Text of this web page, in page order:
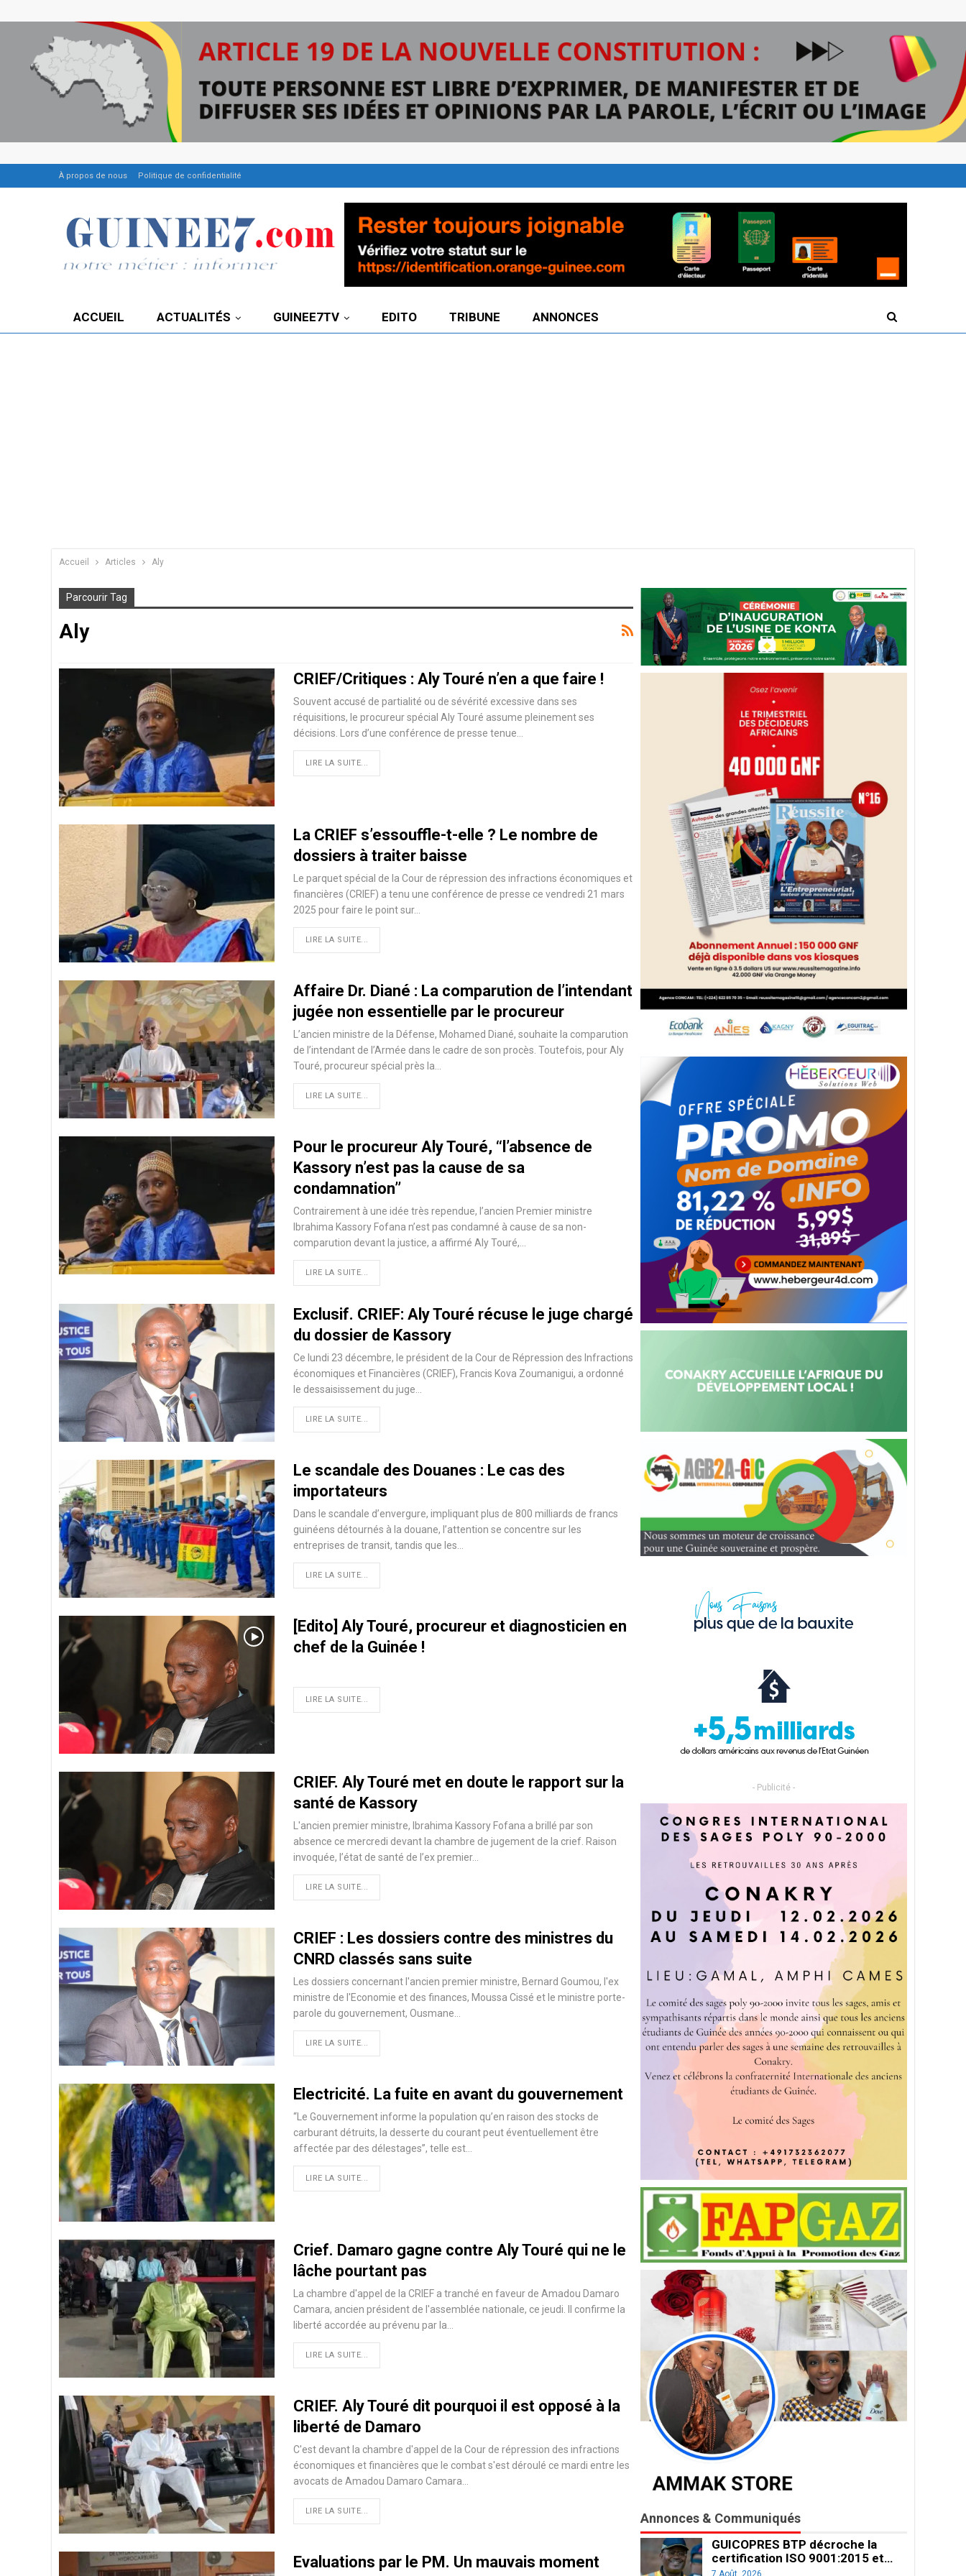
À propos de nous Politique de confidentialité
ACCUEIL ACTUALITÉS GUINEE7TV EDITO TRIBUNE ANNONCES
Accueil Articles Aly
Parcourir Tag
Aly
CRIEF/Critiques : Aly Touré n’en a que faire !
Souvent accusé de partialité ou de sévérité excessive dans ses
réquisitions, le procureur spécial Aly Touré assume pleinement ses
décisions. Lors d’une conférence de presse tenue…
LIRE LA SUITE...
La CRIEF s’essouffle-t-elle ? Le nombre de
dossiers à traiter baisse
Le parquet spécial de la Cour de répression des infractions économiques et
financières (CRIEF) a tenu une conférence de presse ce vendredi 21 mars
2025 pour faire le point sur…
LIRE LA SUITE...
Affaire Dr. Diané : La comparution de l’intendant
jugée non essentielle par le procureur
L’ancien ministre de la Défense, Mohamed Diané, souhaite la comparution
de l’intendant de l’Armée dans le cadre de son procès. Toutefois, pour Aly
Touré, procureur spécial près la…
LIRE LA SUITE...
Pour le procureur Aly Touré, ‘‘l’absence de
Kassory n’est pas la cause de sa
condamnation’’
Contrairement à une idée très rependue, l’ancien Premier ministre
Ibrahima Kassory Fofana n’est pas condamné à cause de sa non-
comparution devant la justice, a affirmé Aly Touré,…
LIRE LA SUITE...
Exclusif. CRIEF: Aly Touré récuse le juge chargé
du dossier de Kassory
Ce lundi 23 décembre, le président de la Cour de Répression des Infractions
économiques et Financières (CRIEF), Francis Kova Zoumanigui, a ordonné
le dessaisissement du juge…
LIRE LA SUITE...
Le scandale des Douanes : Le cas des
importateurs
Dans le scandale d’envergure, impliquant plus de 800 milliards de francs
guinéens détournés à la douane, l’attention se concentre sur les
entreprises de transit, tandis que les…
LIRE LA SUITE...
[Edito] Aly Touré, procureur et diagnosticien en
chef de la Guinée !
LIRE LA SUITE...
CRIEF. Aly Touré met en doute le rapport sur la
santé de Kassory
L'ancien premier ministre, Ibrahima Kassory Fofana a brillé par son
absence ce mercredi devant la chambre de jugement de la crief. Raison
invoquée, l’état de santé de l’ex premier…
LIRE LA SUITE...
CRIEF : Les dossiers contre des ministres du
CNRD classés sans suite
Les dossiers concernant l'ancien premier ministre, Bernard Goumou, l'ex
ministre de l'Economie et des finances, Moussa Cissé et le ministre porte-
parole du gouvernement, Ousmane…
LIRE LA SUITE...
Electricité. La fuite en avant du gouvernement
‘‘Le Gouvernement informe la population qu’en raison des stocks de
carburant détruits, la desserte du courant peut éventuellement être
affectée par des délestages’’, telle est…
LIRE LA SUITE...
Crief. Damaro gagne contre Aly Touré qui ne le
lâche pourtant pas
La chambre d'appel de la CRIEF a tranché en faveur de Amadou Damaro
Camara, ancien président de l'assemblée nationale, ce jeudi. Il confirme la
liberté accordée au prévenu par la…
LIRE LA SUITE...
CRIEF. Aly Touré dit pourquoi il est opposé à la
liberté de Damaro
C'est devant la chambre d'appel de la Cour de répression des infractions
économiques et financières que le combat s'est déroulé ce mardi entre les
avocats de Amadou Damaro Camara…
LIRE LA SUITE...
Evaluations par le PM. Un mauvais moment
- Publicité -
Annonces & Communiqués
GUICOPRES BTP décroche la
certification ISO 9001:2015 et…